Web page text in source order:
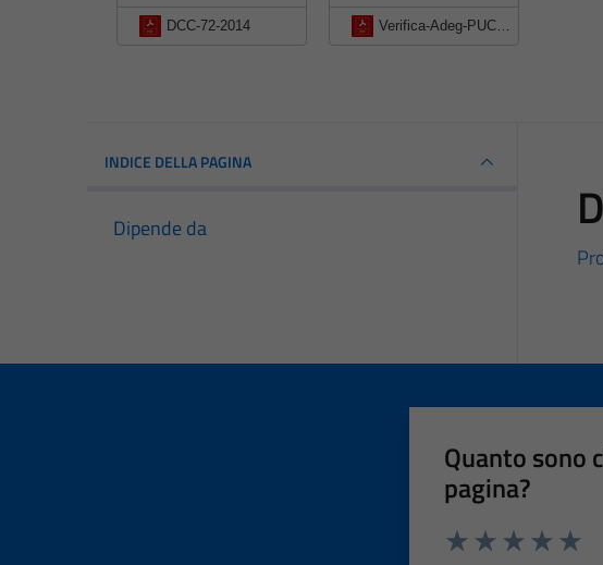
DCC-72-2014
INDICE DELLA PAGINA
Dipende da
Quanto sono
pagina?